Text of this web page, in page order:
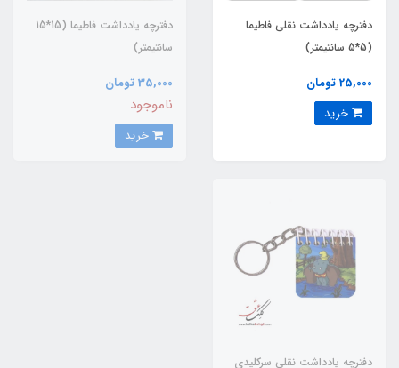
دفترچه یادداشت نقلی فاطیما
(5*5 سانتیمتر)
25,000 تومان
دفترچه یادداشت فاطیما (15*15
سانتیمتر)
35,000 تومان
ناموجود
دفترچه یادداشت نقلی سرکلیدی